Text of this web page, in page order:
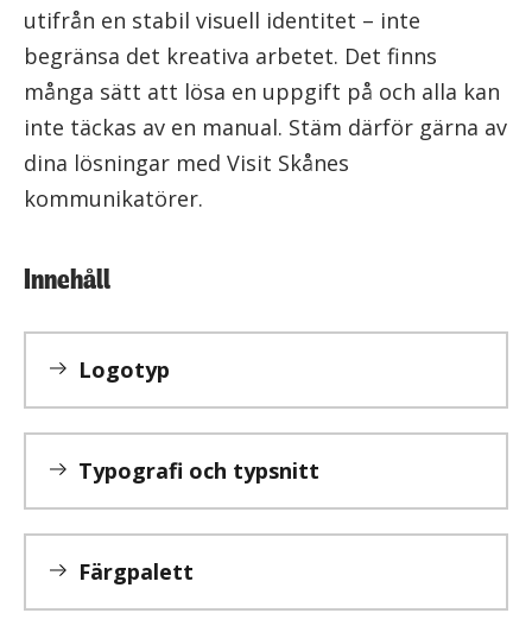
utifrån en stabil visuell identitet – inte
begränsa det kreativa arbetet. Det finns
många sätt att lösa en uppgift på och alla kan
inte täckas av en manual. Stäm därför gärna av
dina lösningar med Visit Skånes
kommunikatörer.
Innehåll
Logotyp
Typografi och typsnitt
Färgpalett